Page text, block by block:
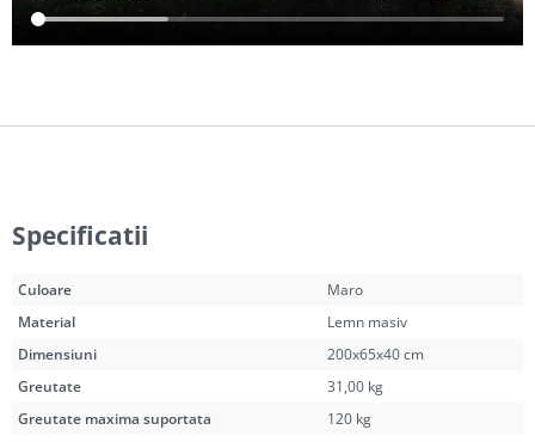
Specificatii
Culoare
Maro
Material
Lemn masiv
Dimensiuni
200x65x40 cm
Greutate
31,00 kg
Greutate maxima suportata
120 kg